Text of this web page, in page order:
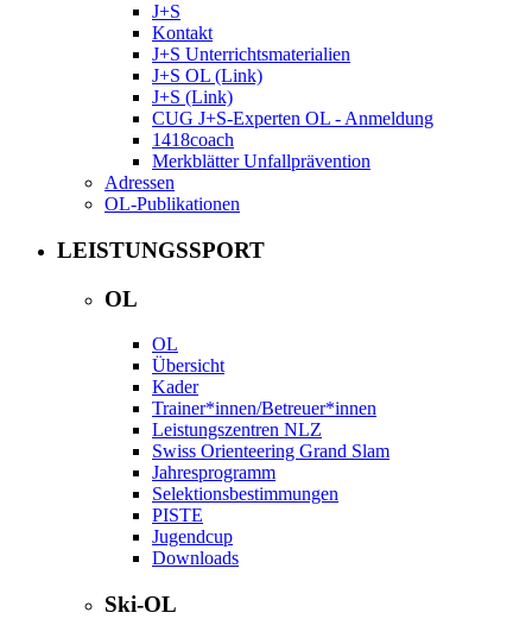
J+S
Kontakt
J+S Unterrichtsmaterialien
J+S OL (Link)
J+S (Link)
CUG J+S-Experten OL - Anmeldung
1418coach
Merkblätter Unfallprävention
Adressen
OL-Publikationen
LEISTUNGSSPORT
OL
OL
Übersicht
Kader
Trainer*innen/Betreuer*innen
Leistungszentren NLZ
Swiss Orienteering Grand Slam
Jahresprogramm
Selektionsbestimmungen
PISTE
Jugendcup
Downloads
Ski-OL